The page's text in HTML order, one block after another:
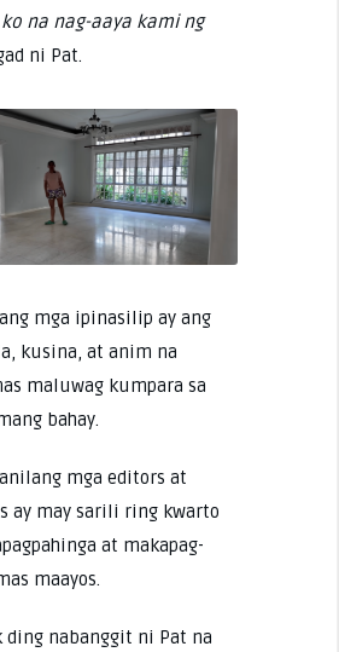
na nag-aaya kami ng
ni Pat.
mga ipinasilip ay ang
kusina, at anim na
maluwag kumpara sa
bahay.
mga editors at
ay may sarili ring kwarto
at makapag-
maayos.
ding nabanggit ni Pat na